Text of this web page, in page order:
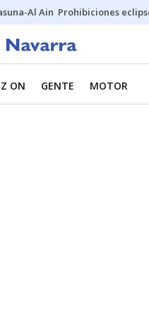
Al Ain Prohibiciones
ON GENTE MOTOR